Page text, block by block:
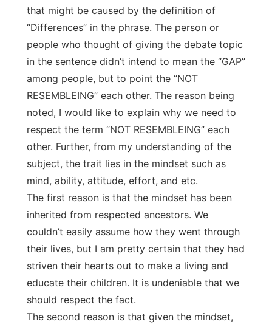
that might be caused by the definition of
“Differences” in the phrase. The person or
people who thought of giving the debate topic
in the sentence didn’t intend to mean the “GAP”
among people, but to point the “NOT
RESEMBLEING” each other. The reason being
noted, I would like to explain why we need to
respect the term “NOT RESEMBLEING” each
other. Further, from my understanding of the
subject, the trait lies in the mindset such as
mind, ability, attitude, effort, and etc.
The first reason is that the mindset has been
inherited from respected ancestors. We
couldn’t easily assume how they went through
their lives, but I am pretty certain that they had
striven their hearts out to make a living and
educate their children. It is undeniable that we
should respect the fact.
The second reason is that given the mindset,